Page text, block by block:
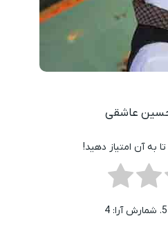
عاشقی
به آن امتیاز دهید!
4